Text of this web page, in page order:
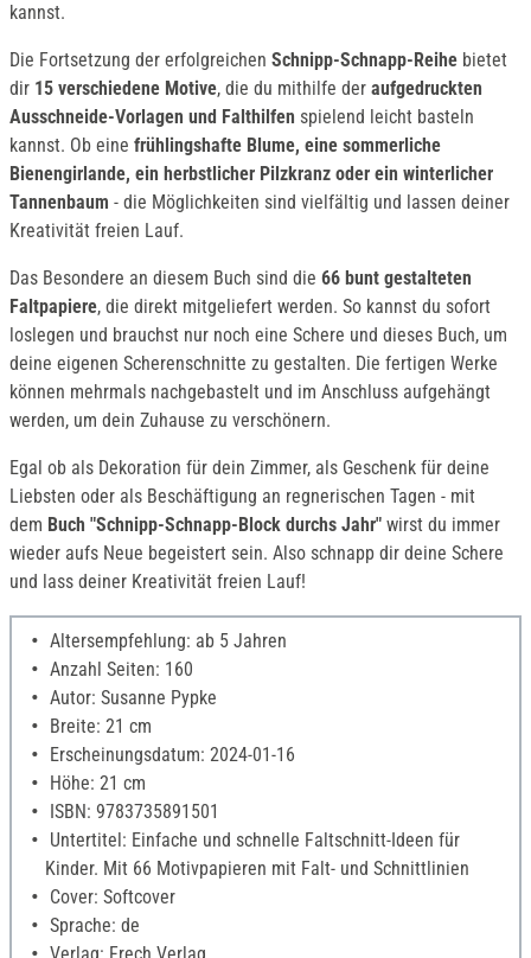
kannst.
Die Fortsetzung der erfolgreichen Schnipp-Schnapp-Reihe bietet
dir 15 verschiedene Motive, die du mithilfe der aufgedruckten
Ausschneide-Vorlagen und Falthilfen spielend leicht basteln
kannst. Ob eine frühlingshafte Blume, eine sommerliche
Bienengirlande, ein herbstlicher Pilzkranz oder ein winterlicher
Tannenbaum - die Möglichkeiten sind vielfältig und lassen deiner
Kreativität freien Lauf.
Das Besondere an diesem Buch sind die 66 bunt gestalteten
Faltpapiere, die direkt mitgeliefert werden. So kannst du sofort
loslegen und brauchst nur noch eine Schere und dieses Buch, um
deine eigenen Scherenschnitte zu gestalten. Die fertigen Werke
können mehrmals nachgebastelt und im Anschluss aufgehängt
werden, um dein Zuhause zu verschönern.
Egal ob als Dekoration für dein Zimmer, als Geschenk für deine
Liebsten oder als Beschäftigung an regnerischen Tagen - mit
dem Buch "Schnipp-Schnapp-Block durchs Jahr" wirst du immer
wieder aufs Neue begeistert sein. Also schnapp dir deine Schere
und lass deiner Kreativität freien Lauf!
Altersempfehlung: ab 5 Jahren
Anzahl Seiten: 160
Autor: Susanne Pypke
Breite: 21 cm
Erscheinungsdatum: 2024-01-16
Höhe: 21 cm
ISBN: 9783735891501
Untertitel: Einfache und schnelle Faltschnitt-Ideen für
Kinder. Mit 66 Motivpapieren mit Falt- und Schnittlinien
Cover: Softcover
Sprache: de